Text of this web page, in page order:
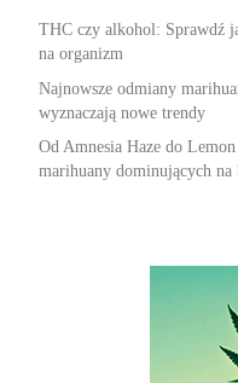
THC czy alkohol: Sprawdź
na organizm
Najnowsze odmiany
wyznaczają nowe trendy
Od Amnesia Haze do
marihuany dominujących na